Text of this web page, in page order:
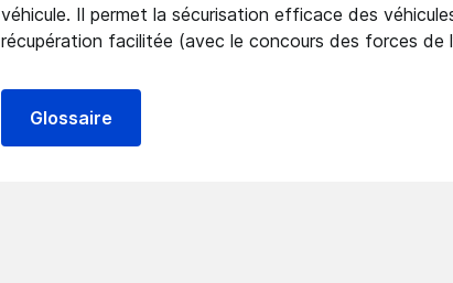
véhicule. Il permet la sécurisation efficace des
récupération facilitée (avec le concours des forces de
Glossaire